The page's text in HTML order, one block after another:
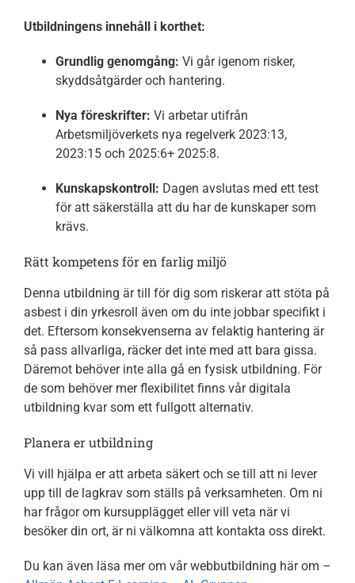
Utbildningens innehåll i korthet:
Grundlig genomgång: Vi går igenom risker,
skyddsåtgärder och hantering.
Nya föreskrifter: Vi arbetar utifrån
Arbetsmiljöverkets nya regelverk 2023:13,
2023:15 och 2025:6+ 2025:8.
Kunskapskontroll: Dagen avslutas med ett test
för att säkerställa att du har de kunskaper som
krävs.
Rätt kompetens för en farlig miljö
Denna utbildning är till för dig som riskerar att stöta på
asbest i din yrkesroll även om du inte jobbar specifikt i
det. Eftersom konsekvenserna av felaktig hantering är
så pass allvarliga, räcker det inte med att bara gissa.
Däremot behöver inte alla gå en fysisk utbildning. För
de som behöver mer flexibilitet finns vår digitala
utbildning kvar som ett fullgott alternativ.
Planera er utbildning
Vi vill hjälpa er att arbeta säkert och se till att ni lever
upp till de lagkrav som ställs på verksamheten. Om ni
har frågor om kursupplägget eller vill veta när vi
besöker din ort, är ni välkomna att kontakta oss direkt.
Du kan även läsa mer om vår webbutbildning här om –